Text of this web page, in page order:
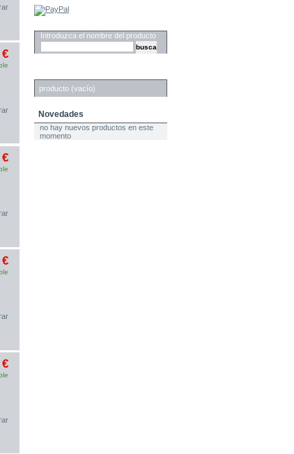
Introduzca el nombre del producto
producto (vacío)
Novedades
no hay nuevos productos en este
momento